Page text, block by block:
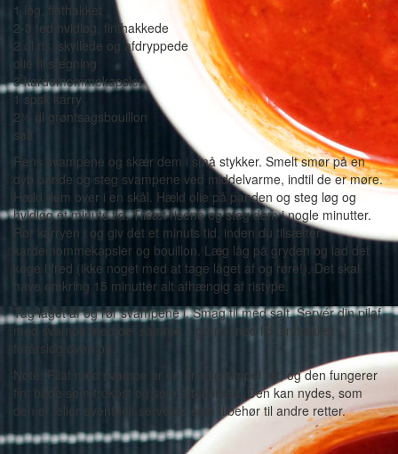
1 løg, finthakket
2-3 fed hvidløg, finthakkede
2 dl ris, skyllede og afdryppede
olie til stegning
3 kardemommekapsler
1 spsk karry
2½ dl grøntsagsbouillon
salt
Rens svampene og skær dem i små stykker. Smelt smør på en
dyb pande og steg svampene ved middelvarme, indtil de er møre.
Hæld dem over i en skål. Hæld olie på panden og steg løg og
hvidløg et minuts tid. Tilsæt risene og steg dem i nogle minutter.
Rør karryen i og giv det et minuts tid, inden du tilsætter
kardemommekapsler og bouillon. Læg låg på gryden og lad det
koge i fred (ikke noget med at tage låget af og røre!). Det skal
have omkring 15 minutter alt afhængig af ristype.
Tag låget af og rør svampene i. Smag til med salt. Servér din pilaf
med svampe med det samme – gerne med lidt finthakket
forårsløg oven på.
Note: Pilaf med svampe er en rimelig simpel ret, og den fungerer
fint både som frokost og som aftensmad. Den kan nydes, som
den er, eller eventuelt serveres som tilbehør til andre retter.